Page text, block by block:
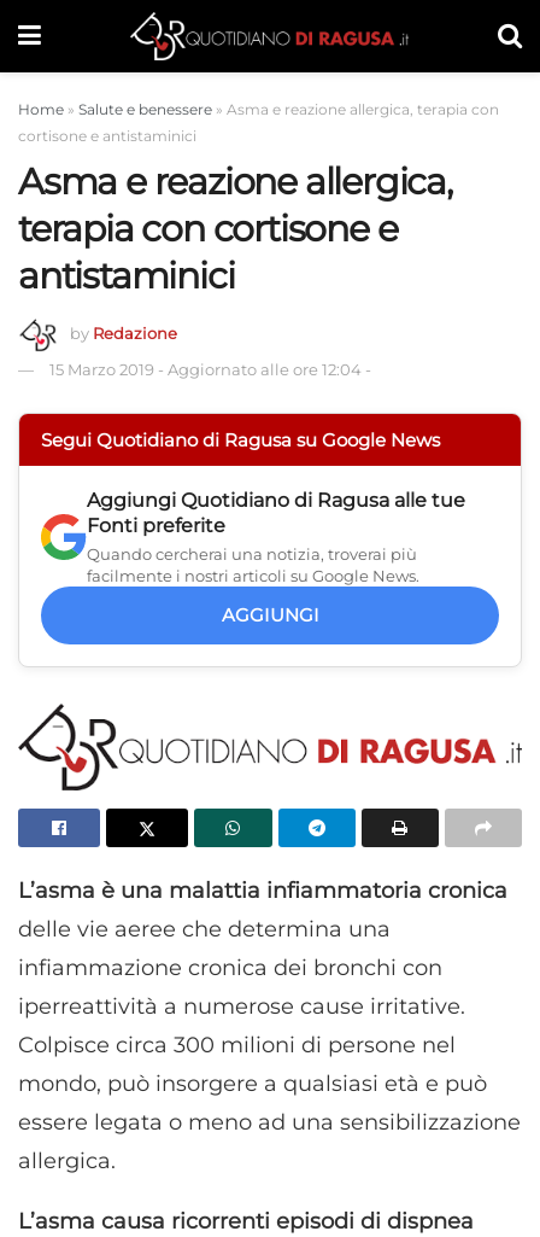
Home » Salute e benessere » Asma e reazione allergica, terapia con
cortisone e antistaminici
Asma e reazione allergica,
terapia con cortisone e
antistaminici
by Redazione
15 Marzo 2019 - Aggiornato alle ore 12:04 -
Segui Quotidiano di Ragusa su Google News
Aggiungi Quotidiano di Ragusa alle tue
Fonti preferite
Quando cercherai una notizia, troverai più
facilmente i nostri articoli su Google News.
AGGIUNGI
L’asma è una malattia infiammatoria cronica
delle vie aeree che determina una
infiammazione cronica dei bronchi con
iperreattività a numerose cause irritative.
Colpisce circa 300 milioni di persone nel
mondo, può insorgere a qualsiasi età e può
essere legata o meno ad una sensibilizzazione
allergica.
L’asma causa ricorrenti episodi di dispnea